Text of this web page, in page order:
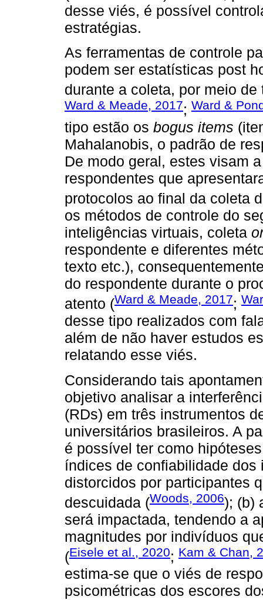
desse viés, é possível
estratégias.
As ferramentas de controle
podem ser estatísticas post
durante a coleta, por meio
Ward & Meade, 2017; Ward &
tipo estão os bogus items
Mahalanobis, o padrão de
De modo geral, estes visam
respondentes que
protocolos ao final da coleta
os métodos de controle do
inteligências virtuais, coleta
respondente e diferentes
texto etc.),
do respondente durante o
atento (Ward & Meade, 2017;
desse tipo realizados com
além de não haver estudos
relatando esse viés.
Considerando tais
objetivo analisar a
(RDs) em três instrumentos
universitários brasileiros. A
é possível ter como
índices de confiabilidade dos
distorcidos por participantes
descuidada (Woods, 2006); (b)
será impactada, tendendo a
magnitudes por indivíduos
(Eisele et al., 2020; Kam & Chan,
estima-se que o viés de
psicométricas dos escores